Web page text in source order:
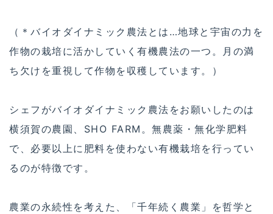
（＊バイオダイナミック農法とは…地球と宇宙の力を
作物の栽培に活かしていく有機農法の一つ。月の満
ち欠けを重視して作物を収穫しています。）
シェフがバイオダイナミック農法をお願いしたのは
横須賀の農園、SHO FARM。無農薬・無化学肥料
で、必要以上に肥料を使わない有機栽培を行ってい
るのが特徴です。
農業の永続性を考えた、「千年続く農業」を哲学と